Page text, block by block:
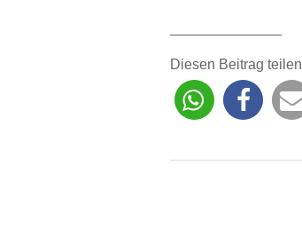
Diesen Beitrag teilen